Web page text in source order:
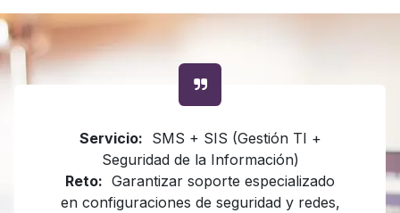
Servicio: SMS + SIS (Gestión TI +
Seguridad de la Información)
Reto: Garantizar soporte especializado
en configuraciones de seguridad y redes,